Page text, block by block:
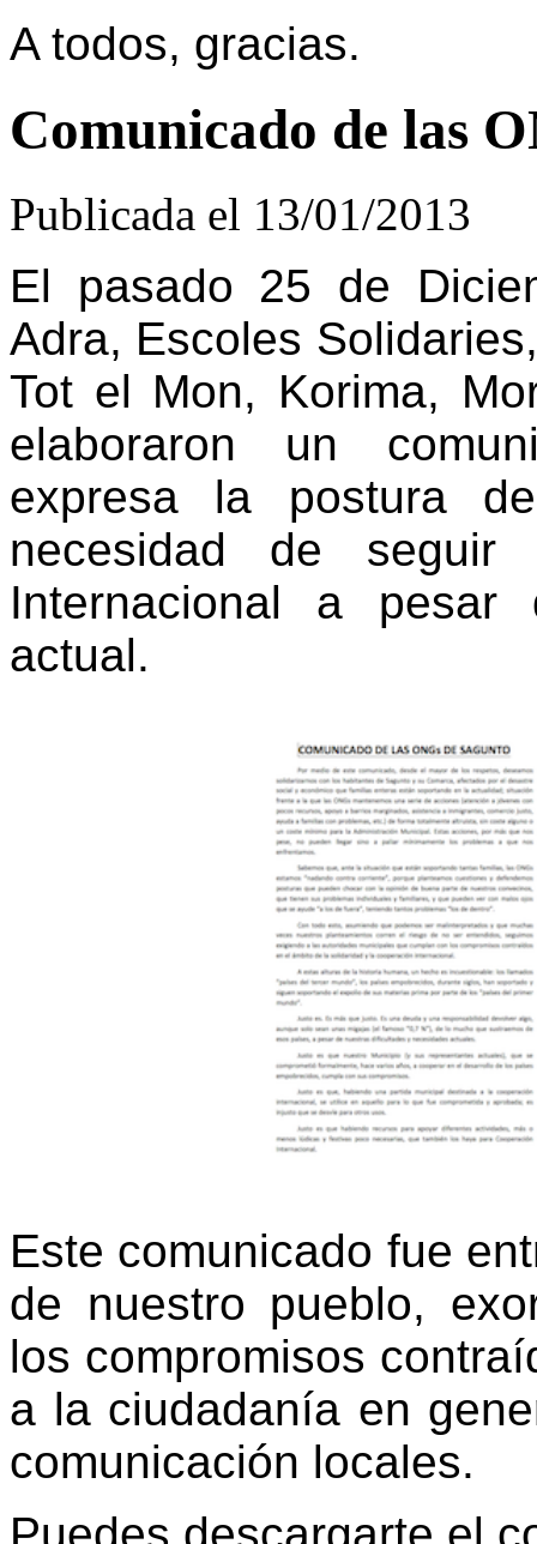
A todos, gracias.
Comunicado de las
Publicada el 13/01/2013
El pasado 25 de
Adra, Escoles
Tot el Mon, Korima,
elaboraron un
expresa la postura
necesidad de seguir
Internacional a pesar
actual.
Este comunicado fue
de nuestro pueblo,
los compromisos
a la ciudadanía en
comunicación locales.